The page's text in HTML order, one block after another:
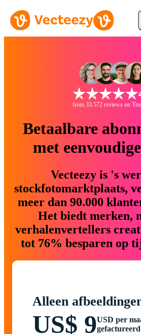
from 33.572 reviews on
Betaalbare
met
Vecteezy is 's
stockfotomarktplaats,
meer dan 90.000
Het biedt merken,
verhalenvertellers
tot 76% besparen op
Alleen
US$ 9USD per
gefactureerd